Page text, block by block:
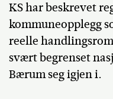
KS har beskrevet
kommuneopplegg
reelle
svært begrenset
Bærum seg igjen i.